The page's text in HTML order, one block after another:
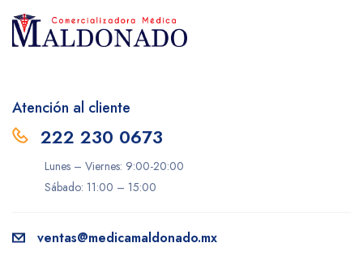
Atención al cliente
222 230 0673
Lunes – Viernes: 9:00-20:00
Sábado: 11:00 – 15:00
ventas@medicamaldonado.mx